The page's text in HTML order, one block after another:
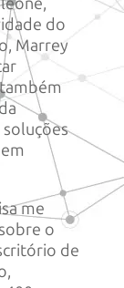
do
Marrey
me
o
de